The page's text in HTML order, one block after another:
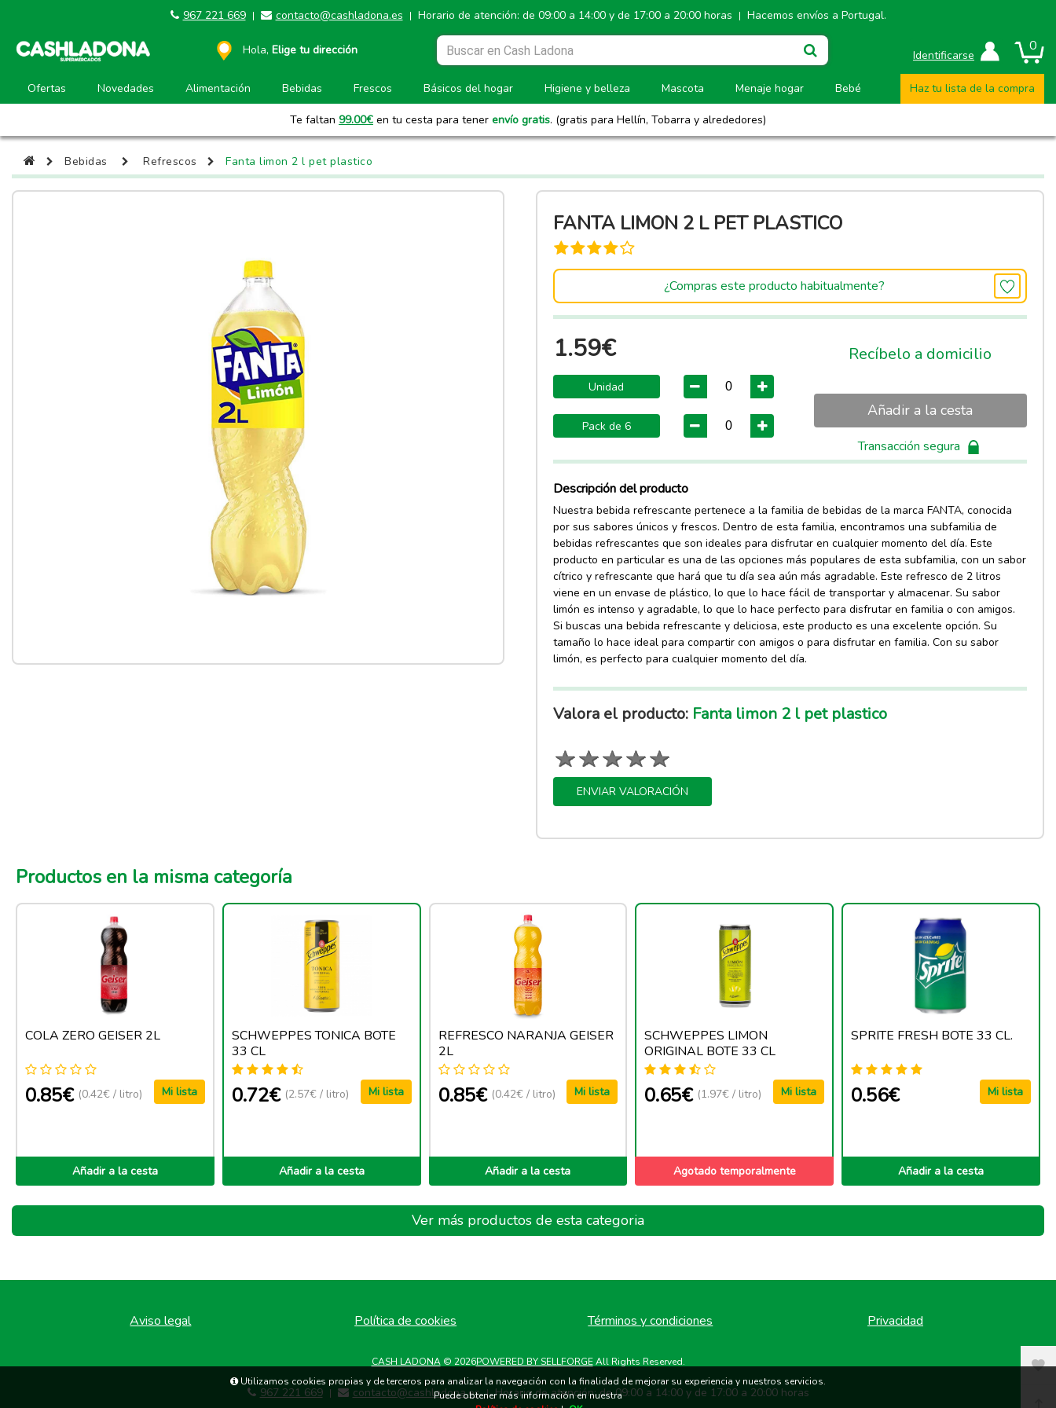
967 221 669 | contacto@cashladona.es | Horario de atención: de 09:00 a 14:00 y de 17:00 a 20:00 horas | Hacemos envíos a Portugal.
0
Identificarse
Hola, Elige tu dirección
Ofertas Novedades Alimentación Bebidas Frescos Básicos del hogar Higiene y belleza Mascota Menaje hogar Bebé Haz tu lista de la compra
Te faltan 99.00€ en tu cesta para tener envío gratis. (gratis para Hellín, Tobarra y alrededores)
Bebidas Refrescos Fanta limon 2 l pet plastico
FANTA LIMON 2 L PET PLASTICO
¿Compras este producto habitualmente?
1.59€
Unidad
Pack de 6
Recíbelo a domicilio
Añadir a la cesta
Transacción segura
Descripción del producto
Nuestra bebida refrescante pertenece a la familia de bebidas de la marca FANTA, conocida
por sus sabores únicos y frescos. Dentro de esta familia, encontramos una subfamilia de
bebidas refrescantes que son ideales para disfrutar en cualquier momento del día. Este
producto en particular es una de las opciones más populares de esta subfamilia, con un sabor
cítrico y refrescante que hará que tu día sea aún más agradable. Este refresco de 2 litros
viene en un envase de plástico, lo que lo hace fácil de transportar y almacenar. Su sabor
limón es intenso y agradable, lo que lo hace perfecto para disfrutar en familia o con amigos.
Si buscas una bebida refrescante y deliciosa, este producto es una excelente opción. Su
tamaño lo hace ideal para compartir con amigos o para disfrutar en familia. Con su sabor
limón, es perfecto para cualquier momento del día.
Valora el producto: Fanta limon 2 l pet plastico
ENVIAR VALORACIÓN
Productos en la misma categoría
COLA ZERO GEISER 2L
0.85€ (0.42€ / litro)
Añadir a la cesta
Mi lista
SCHWEPPES TONICA BOTE
33 CL
0.72€ (2.57€ / litro)
Añadir a la cesta
Mi lista
REFRESCO NARANJA GEISER
2L
0.85€ (0.42€ / litro)
Añadir a la cesta
Mi lista
SCHWEPPES LIMON
ORIGINAL BOTE 33 CL
0.65€ (1.97€ / litro)
Agotado temporalmente
Mi lista
SPRITE FRESH BOTE 33 CL.
0.56€
Añadir a la cesta
Mi lista
Ver más productos de esta categoria
Aviso legal Política de cookies Términos y condiciones Privacidad
CASH LADONA© 2026POWERED BY SELLFORGEAll Rights Reserved.
967 221 669 | contacto@cashladona.es | Horario de atención: de 09:00 a 14:00 y de 17:00 a 20:00 horas
Utilizamos cookies propias y de terceros para analizar la navegación con la finalidad de mejorar su experiencia y nuestros servicios.
Puede obtener más información en nuestra